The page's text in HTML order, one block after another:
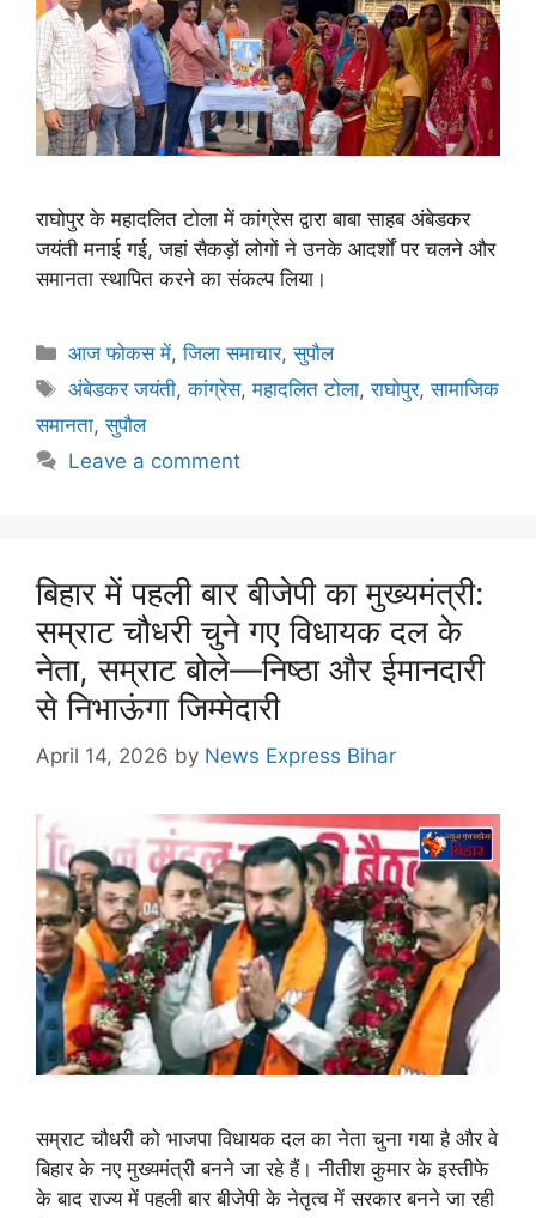
राघोपुर के महादलित टोला में कांग्रेस द्वारा बाबा साहब अंबेडकर
जयंती मनाई गई, जहां सैकड़ों लोगों ने उनके आदर्शों पर चलने और
समानता स्थापित करने का संकल्प लिया।
आज फोकस में,जिला समाचार,सुपौल
अंबेडकर जयंती,कांग्रेस,महादलित टोला,राघोपुर,सामाजिक
समानता,सुपौल
Leave a comment
बिहार में पहली बार बीजेपी का मुख्यमंत्री:
सम्राट चौधरी चुने गए विधायक दल के
नेता, सम्राट बोले—निष्ठा और ईमानदारी
से निभाऊंगा जिम्मेदारी
April 14, 2026 by News Express Bihar
सम्राट चौधरी को भाजपा विधायक दल का नेता चुना गया है और वे
बिहार के नए मुख्यमंत्री बनने जा रहे हैं। नीतीश कुमार के इस्तीफे
के बाद राज्य में पहली बार बीजेपी के नेतृत्व में सरकार बनने जा रही